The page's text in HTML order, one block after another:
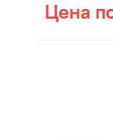
Цена